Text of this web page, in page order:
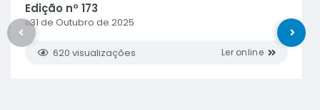
Edição nº 173
31 de Outubro de 2025
620 visualizações ler online